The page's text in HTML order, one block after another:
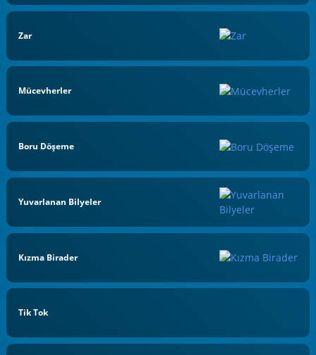
Zar
Mücevherler
Boru Döşeme
Yuvarlanan Bilyeler
Kızma Birader
Tik Tok